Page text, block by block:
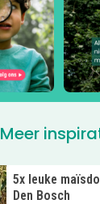
Meer
5x leuke
Den Bosch